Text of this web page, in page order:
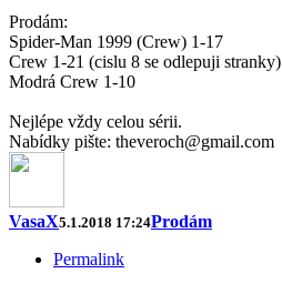
Prodám:
Spider-Man 1999 (Crew) 1-17
Crew 1-21 (cislu 8 se odlepuji stranky)
Modrá Crew 1-10
Nejlépe vždy celou sérii.
Nabídky pište: theveroch@gmail.com
VasaX5.1.2018 17:24Prodám
Permalink